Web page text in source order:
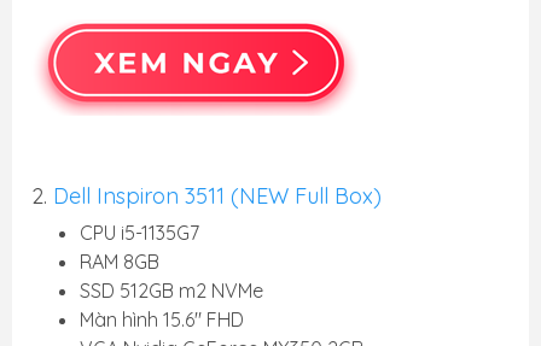
2. Dell Inspiron 3511 (NEW Full Box)
CPU i5-1135G7
RAM 8GB
SSD 512GB m2 NVMe
Màn hình 15.6" FHD